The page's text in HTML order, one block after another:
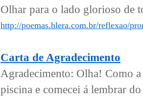
Olhar para o lado glorioso de
http://poemas.hlera.com.br/reflexao/
Carta de Agradecimento
Agradecimento: Olha! Como a
piscina e comecei á lembrar